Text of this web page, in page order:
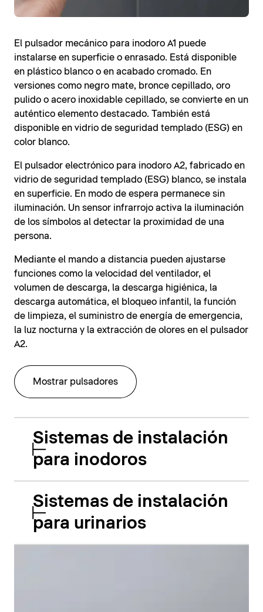
El pulsador mecánico para inodoro A1 puede
instalarse en superficie o enrasado. Está disponible
en plástico blanco o en acabado cromado. En
versiones como negro mate, bronce cepillado, oro
pulido o acero inoxidable cepillado, se convierte en un
auténtico elemento destacado. También está
disponible en vidrio de seguridad templado (ESG) en
color blanco.
El pulsador electrónico para inodoro A2, fabricado en
vidrio de seguridad templado (ESG) blanco, se instala
en superficie. En modo de espera permanece sin
iluminación. Un sensor infrarrojo activa la iluminación
de los símbolos al detectar la proximidad de una
persona.
Mediante el mando a distancia pueden ajustarse
funciones como la velocidad del ventilador, el
volumen de descarga, la descarga higiénica, la
descarga automática, el bloqueo infantil, la función
de limpieza, el suministro de energía de emergencia,
la luz nocturna y la extracción de olores en el pulsador
A2.
Mostrar pulsadores
Sistemas de instalación
para inodoros
Sistemas de instalación
para urinarios